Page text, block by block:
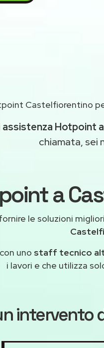
Castelfiorentino
assistenza Hotpoint
chiamata, sei
a
le soluzioni
uno staff tecnico
i lavori e che utilizza
intervento